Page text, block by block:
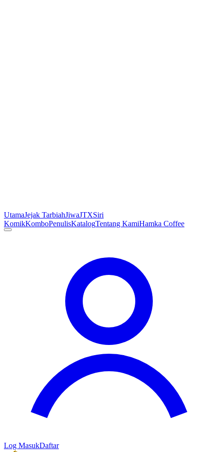
UtamaJejak TarbiahJiwaJTXSiri
KomikKomboPenulisKatalogTentang KamiHamka Coffee
Log MasukDaftar